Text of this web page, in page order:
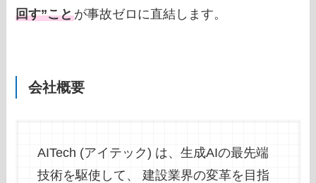
回す”ことが事故ゼロに直結します。
会社概要
AITech (アイテック) は、生成AIの最先端
技術を駆使して、 建設業界の変革を目指